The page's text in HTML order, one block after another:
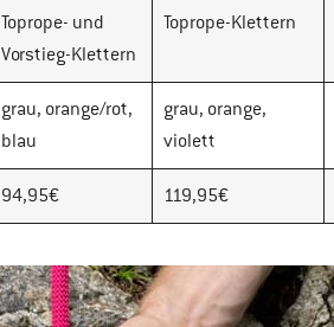
Toprope- und
Vorstieg-Klettern
Toprope-Klettern
grau, orange/rot,
blau
grau, orange,
violett
94,95€ 119,95€